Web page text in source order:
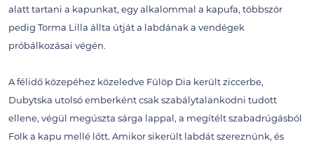
alatt tartani a kapunkat, egy alkalommal a kapufa, többször
pedig Torma Lilla állta útját a labdának a vendégek
próbálkozásai végén.
A félidő közepéhez közeledve Fülöp Dia került ziccerbe,
Dubytska utolsó emberként csak szabálytalankodni tudott
ellene, végül megúszta sárga lappal, a megítélt szabadrúgásból
Folk a kapu mellé lőtt. Amikor sikerült labdát szereznünk, és